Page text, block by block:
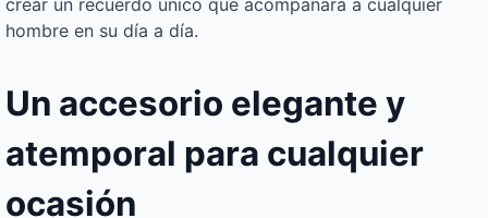
crear un recuerdo único que acompañará a cualquier
hombre en su día a día.
Un accesorio elegante y
atemporal para cualquier
ocasión